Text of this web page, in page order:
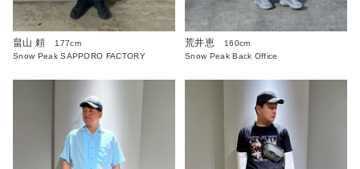
畠山 頼
177cm
Snow Peak SAPPORO FACTORY
荒井恵
160cm
Snow Peak Back Office